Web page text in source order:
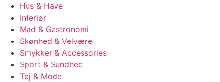
Hus & Have
Interiør
Mad & Gastronomi
Skønhed & Velvære
Smykker & Accessories
Sport & Sundhed
Tøj & Mode